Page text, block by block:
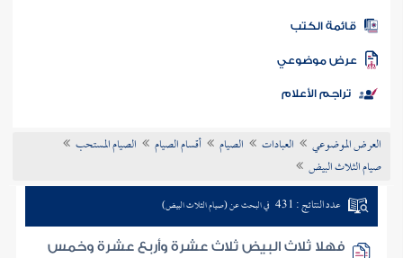
المكتبة
الكتب
موضوعي
تراجم الأعلام
العرض الموضوعي العبادات الصيام أقسام الصيام
الصيام المستحب
صيام الثلاث البيض
عدد النتائج : 431 في البحث عن (صيام الثلاث البيض)
فهلا ثلاث البيض ثلاث عشرة وأربع عشرة وخمس